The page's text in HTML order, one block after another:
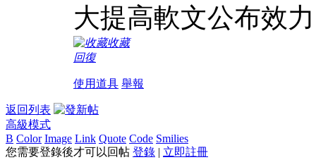
大提高軟文公布效
收藏
回復
使用道具 舉報
返回列表
高級模式
B Color Image Link Quote Code Smilies
您需要登錄後才可以回帖 登錄 | 立即註冊